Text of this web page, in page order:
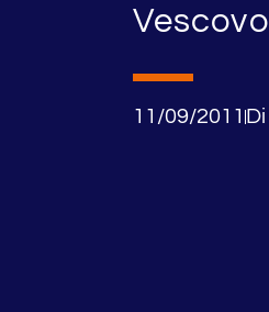
Vescovo
11/09/2011 Di